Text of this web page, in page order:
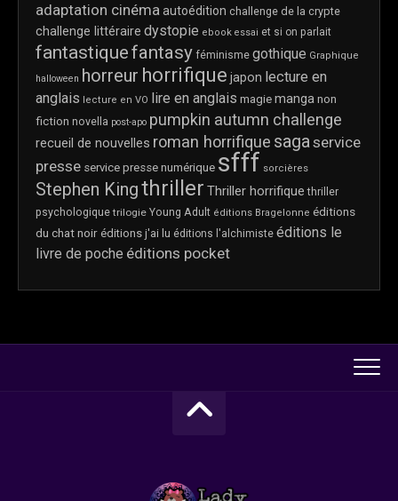
adaptation cinémaautoédition challenge de la crypte
challenge littéraire dystopie ebook essai et si on parlait
fantastiquefantasy féminisme gothique Graphique
halloween horreur horrifique japon lecture en
anglais lecture en VO lire en anglais magie manga non
fiction novella post-apo pumpkin autumn challenge
recueil de nouvelles roman horrifique sagaservice
presse service presse numérique sfff sorcières
Stephen Kingthriller Thriller horrifique thriller
psychologique trilogie Young Adult éditions Bragelonne éditions
du chat noir éditions j'ai lu éditions l'alchimiste éditions le
livre de poche éditions pocket